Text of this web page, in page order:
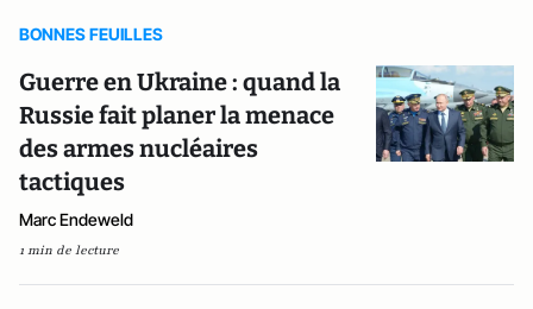
BONNES FEUILLES
Guerre en Ukraine : quand la
Russie fait planer la menace
des armes nucléaires
tactiques
Marc Endeweld
1 min de lecture